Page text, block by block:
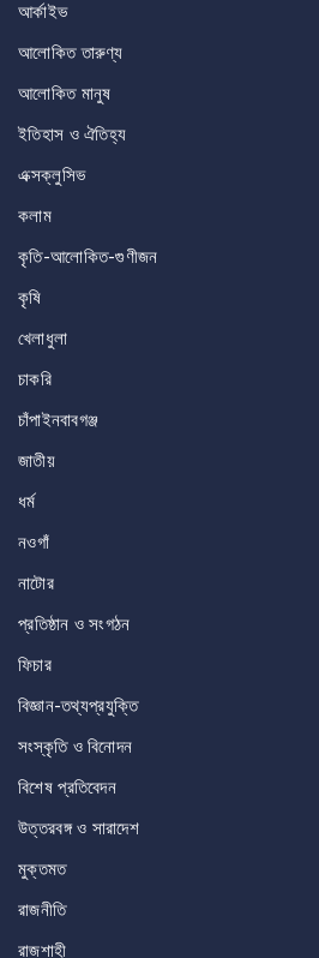
আর্কাইভ
আলোকিত তারুণ্য
আলোকিত মানুষ
ইতিহাস ও ঐতিহ্য
এক্সক্লুসিভ
কলাম
কৃতি-আলোকিত-গুণীজন
কৃষি
খেলাধুলা
চাকরি
চাঁপাইনবাবগঞ্জ
জাতীয়
ধর্ম
নওগাঁ
নাটোর
প্রতিষ্ঠান ও সংগঠন
ফিচার
বিজ্ঞান-তথ্যপ্রযুক্তি
সংস্কৃতি ও বিনোদন
বিশেষ প্রতিবেদন
উত্তরবঙ্গ ও সারাদেশ
মুক্তমত
রাজনীতি
রাজশাহী